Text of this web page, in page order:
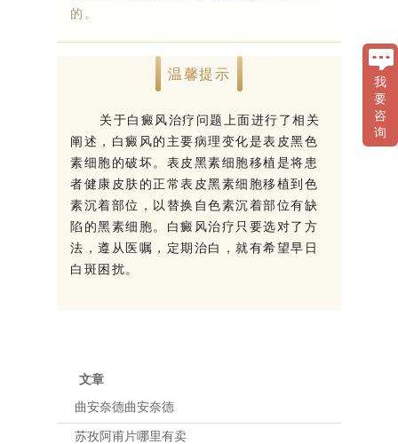
的。
温馨提示
关于白癜风治疗问题上面进行了相关
阐述，白癜风的主要病理变化是表皮黑色
素细胞的破坏。表皮黑素细胞移植是将患
者健康皮肤的正常表皮黑素细胞移植到色
素沉着部位，以替换自色素沉着部位有缺
陷的黑素细胞。白癜风治疗只要选对了方
法，遵从医嘱，定期治白，就有希望早日
白斑困扰。
文章
曲安奈德曲安奈德
苏孜阿甫片哪里有卖
我
要
咨
询